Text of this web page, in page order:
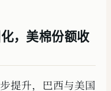
，美棉份额收
提升，巴西与美国